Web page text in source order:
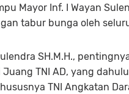
Mayor Inf. I Wayan
tabur bunga oleh
SH.M.H.,
TNI AD, yang
TNI Angkatan